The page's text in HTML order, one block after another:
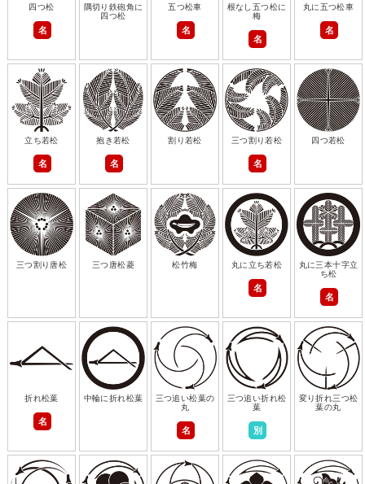
四つ松
名
隅切り鉄砲角に
四つ松
五つ松車
名
根なし五つ松に
梅
名
丸に五つ松車
名
立ち若松
名
抱き若松
名
割り若松 三つ割り若松
名
四つ若松
三つ割り唐松 三つ唐松菱 松竹梅 丸に立ち若松
名
丸に三本十字立
ち松
名
折れ松葉
名
中輪に折れ松葉
三つ追い松葉の
丸
名
三つ追い折れ松
葉
別
変り折れ三つ松
葉の丸